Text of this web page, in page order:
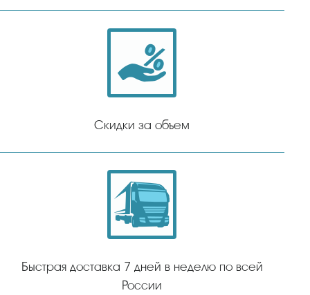
Скидки за объем
Быстрая доставка 7 дней в неделю по всей
России